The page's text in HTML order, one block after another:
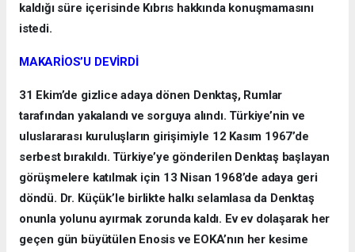
kaldığı süre içerisinde Kıbrıs hakkında konuşmamasını
istedi.
MAKARİOS’U DEVİRDİ
31 Ekim’de gizlice adaya dönen Denktaş, Rumlar
tarafından yakalandı ve sorguya alındı. Türkiye’nin ve
uluslararası kuruluşların girişimiyle 12 Kasım 1967’de
serbest bırakıldı. Türkiye’ye gönderilen Denktaş başlayan
görüşmelere katılmak için 13 Nisan 1968’de adaya geri
döndü. Dr. Küçük’le birlikte halkı selamlasa da Denktaş
onunla yolunu ayırmak zorunda kaldı. Ev ev dolaşarak her
geçen gün büyütülen Enosis ve EOKA’nın her kesime